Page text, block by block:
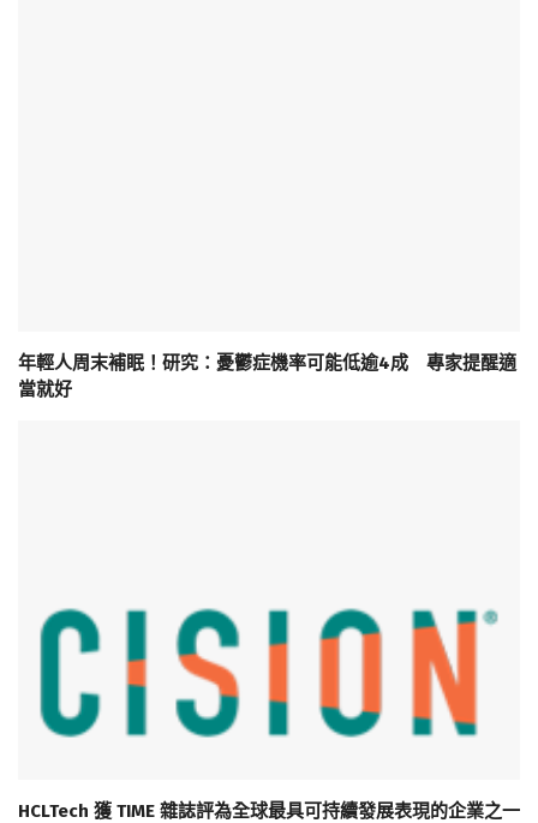
年輕人周末補眠！研究：憂鬱症機率可能低逾4成 專家提醒適
當就好
HCLTech 獲 TIME 雜誌評為全球最具可持續發展表現的企業之一